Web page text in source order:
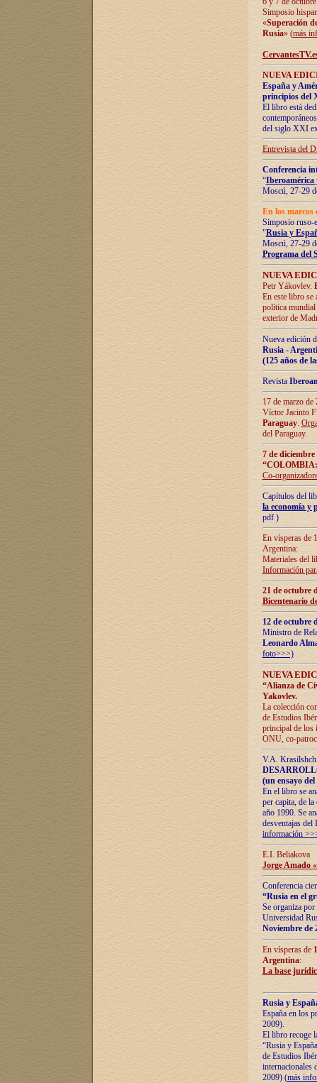
Simposio
«Superación
Rusia» (más
NUEVA
España y
principios del
El libro está
del siglo XXI
Entrevista del
Conferencia
“Iberoamérica
Moscú, 27-29
En los marcos
Simposio ruso-
"Rusia y
Moscú, 27-29
Programa del
NUEVA
Petr Yákovlev.
En este libro se
política mundial
exterior de
Nueva edición
Rusia -
(125 años de
Revista
17 de marzo
Víctor Jacinto
Paraguay.
del Paraguay.
7 de
Co-
Capítulos del
la economía y
pdf )
En vísperas de
Argentina:
Materiales del
Información
21 de octubre
Bicentenario
12 de octubre
Ministro de
Leonardo
foto>>>)
NUEVA
“Alianza de
Yakovlev.
La colección
de Estudios
principal de los
ONU, co-
V.A.
(un ensayo
En el libro se
per capita, de
año 1990. Se
desventajas
información
E.I. Beliakova
Jorge Amado
Conferencia
“Rusia en el
Se organiza
Universidad
Noviembre de
En vísperas de
Argentina:
La base
Rusia y
España en los
2009).
El libro recoge
“Rusia y
de Estudios
internacionales
2009) (más